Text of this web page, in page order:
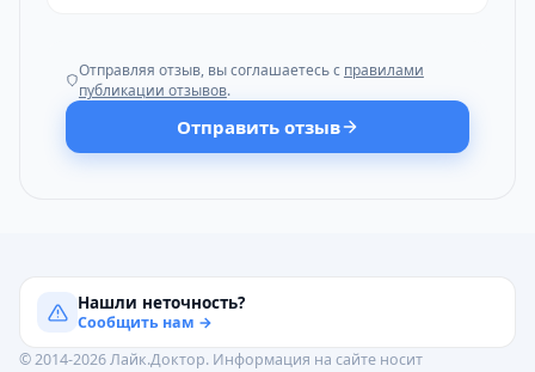
Отправляя отзыв, вы соглашаетесь с правилами
публикации отзывов.
Отправить отзыв
Нашли неточность?
Сообщить нам →
© 2014-2026 Лайк.Доктор. Информация на сайте носит